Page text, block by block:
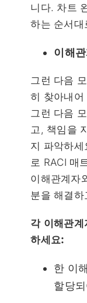
니다. 차트
하는 순서대
이해
그런 다음
히 찾아내어
그런 다음
고, 책임을
지 파악하세
로 RACI 매
이해관계자
분을 해결
각 이해관
하세요:
한 이
할당